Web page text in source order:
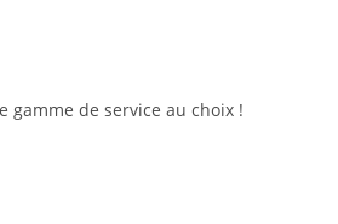
gamme de service au choix !